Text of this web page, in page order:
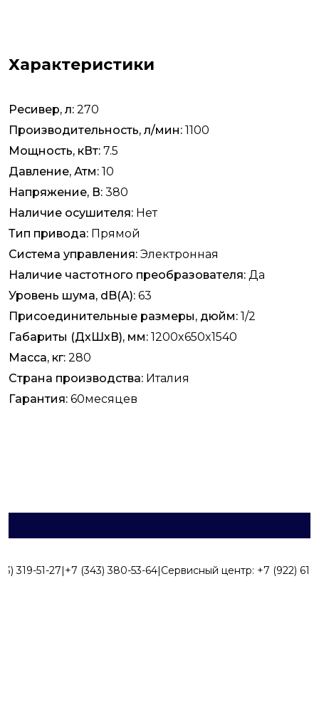
Характеристики
Ресивер, л: 270
Производительность, л/мин: 1100
Мощность, кВт: 7.5
Давление, Атм: 10
Напряжение, В: 380
Наличие осушителя: Нет
Тип привода: Прямой
Система управления: Электронная
Наличие частотного преобразователя: Да
Уровень шума, dB(A): 63
Присоединительные размеры, дюйм: 1/2
Габариты (ДхШхВ), мм: 1200x650x1540
Масса, кг: 280
Страна производства: Италия
Гарантия: 60месяцев
319-51-27|+7 (343) 380-53-64|Сервисный центр: +7 (922)